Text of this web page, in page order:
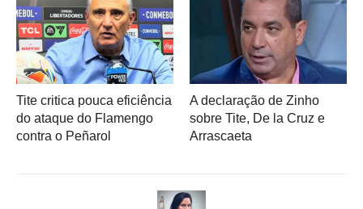
Tite critica pouca eficiência
do ataque do Flamengo
contra o Peñarol
A declaração de Zinho
sobre Tite, De la Cruz e
Arrascaeta